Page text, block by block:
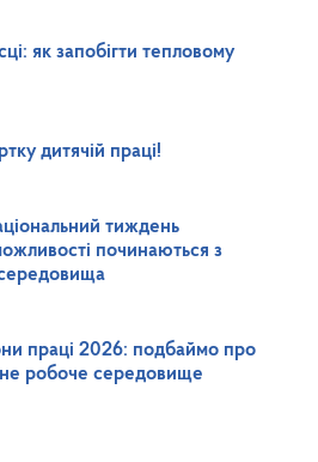
як запобігти тепловому
дитячій праці!
тиждень
починаються з
праці 2026: подбаймо про
робоче середовище